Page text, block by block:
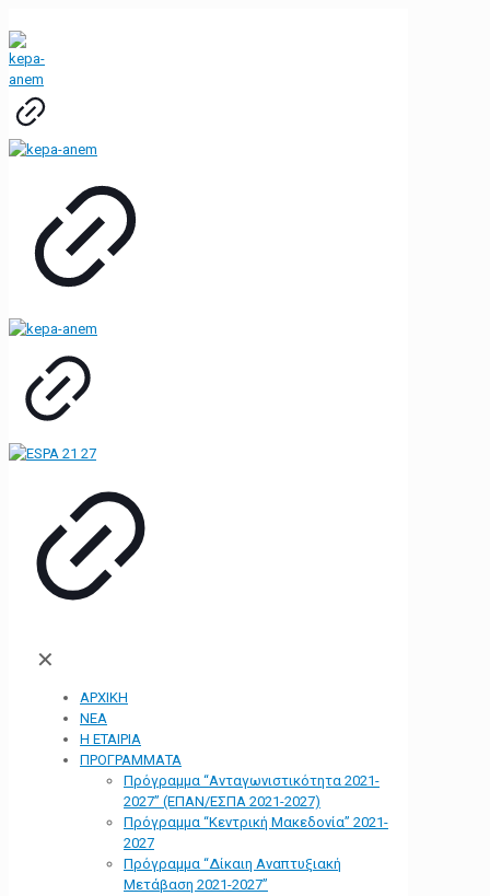
✕
ΑΡΧΙΚΗ
ΝΕΑ
Η ΕΤΑΙΡΙΑ
ΠΡΟΓΡΑΜΜΑΤΑ
Πρόγραμμα “Ανταγωνιστικότητα 2021-
2027” (ΕΠΑΝ/ΕΣΠΑ 2021-2027)
Πρόγραμμα “Κεντρική Μακεδονία” 2021-
2027
Πρόγραμμα “Δίκαιη Αναπτυξιακή
Μετάβαση 2021-2027”